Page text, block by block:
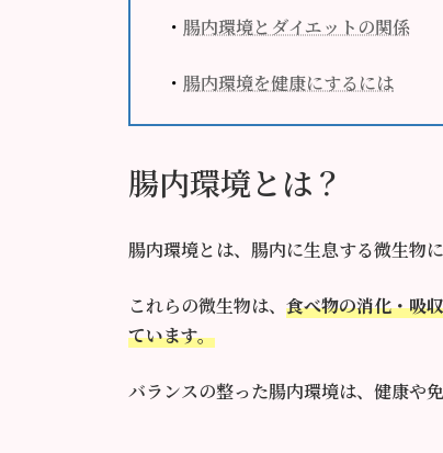
・ 腸内環境とダイエットの関係
・ 腸内環境を健康にするには
腸内環境とは？
腸内環境とは、腸内に生息する微生物
これらの微生物は、 食べ物の消化・吸
ています。
バランスの整った腸内環境は、健康や